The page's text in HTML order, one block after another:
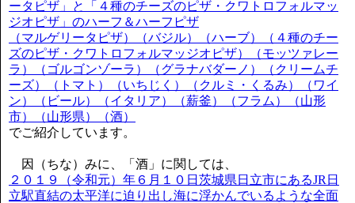
ータピザ」と「４種のチーズのピザ・クワトロフォルマッ
ジオピザ」のハーフ＆ハーフピザ
（マルゲリータピザ）（バジル）（ハーブ）（４種のチー
ズのピザ・クワトロフォルマッジオピザ）（モッツァレー
ラ）（ゴルゴンゾーラ）（グラナバダーノ）（クリームチ
ーズ）（トマト）（いちじく）（クルミ・くるみ）（ワイ
ン）（ビール）（イタリア）（薪釜）（フラム）（山形
市）（山形県）（酒）
でご紹介しています。
因（ちな）みに、「酒」に関しては、
２０１９（令和元）年６月１０日茨城県日立市にあるJR日
立駅直結の太平洋に迫り出し海に浮かんでいるような全面